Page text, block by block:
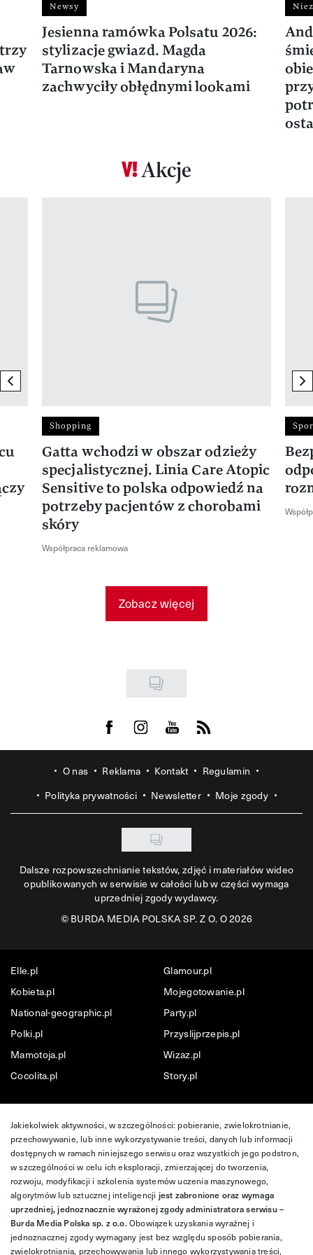
Newsy
Jesienna ramówka Polsatu 2026:
stylizacje gwiazd. Magda
Tarnowska i Mandaryna
zachwyciły obłędnymi lookami
Akcje
previous element
Shopping
Gatta wchodzi w obszar odzieży
specjalistycznej. Linia Care Atopic
Sensitive to polska odpowiedź na
potrzeby pacjentów z chorobami
skóry
Współpraca reklamowa
Zobacz więcej
Visit us on Facebook
Visit us on Instagram
Visit us on Youtube
Visit us on Rss
O nas Reklama Kontakt
Regulamin
Polityka prywatności
Newsletter Moje zgody
Dalsze rozpowszechnianie tekstów, zdjęć i materiałów wideo
opublikowanych w serwisie w całości lub w części wymaga
uprzedniej zgody wydawcy.
©BURDA MEDIA POLSKA SP. Z O. O 2026
Elle.pl
Glamour.pl
Kobieta.pl
Mojegotowanie.pl
National-geographic.pl
Party.pl
Polki.pl
Przyslijprzepis.pl
Mamotoja.pl
Wizaz.pl
Cocolita.pl
Story.pl
Jakiekolwiek aktywności, w szczególności: pobieranie, zwielokrotnianie,
przechowywanie, lub inne wykorzystywanie treści, danych lub informacji
dostępnych w ramach niniejszego serwisu oraz wszystkich jego podstron,
w szczególności w celu ich eksploracji, zmierzającej do tworzenia,
rozwoju, modyfikacji i szkolenia systemów uczenia maszynowego,
algorytmów lub sztucznej inteligencji jest zabronione oraz wymaga
uprzedniej, jednoznacznie wyrażonej zgody administratora serwisu –
Burda Media Polska sp. z o.o.Obowiązek uzyskania wyraźnej i
jednoznacznej zgody wymagany jest bez względu sposób pobierania,
zwielokrotniania, przechowywania lub innego wykorzystywania treści,